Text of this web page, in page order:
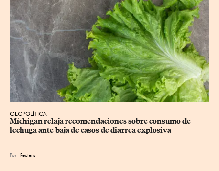
GEOPOLÍTICA
Míchigan relaja recomendaciones sobre consumo de
lechuga ante baja de casos de diarrea explosiva
Por Reuters